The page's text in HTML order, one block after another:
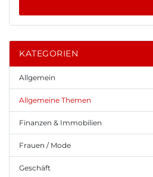
KATEGORIEN
Allgemein
Allgemeine Themen
Finanzen & Immobilien
Frauen / Mode
Geschäft